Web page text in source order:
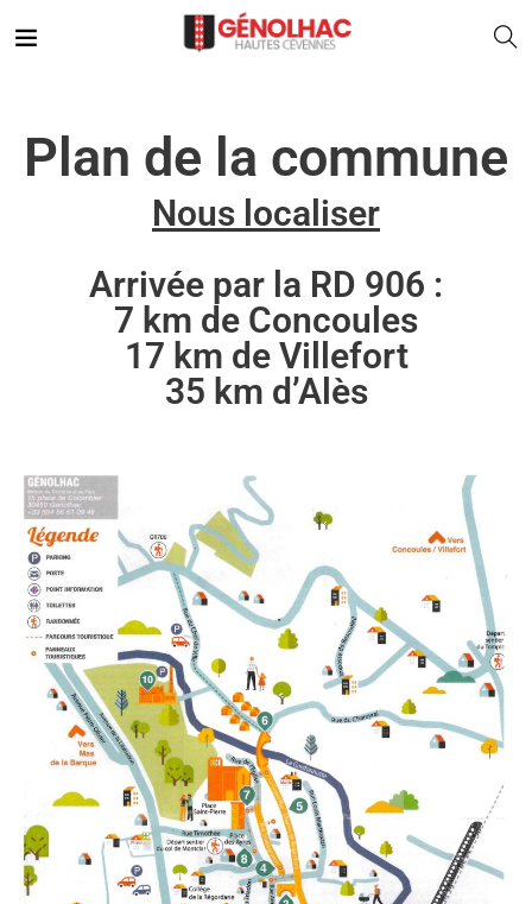
Plan de la commune
Nous localiser
Arrivée par la RD 906 :
7 km de Concoules
17 km de Villefort
35 km d’Alès